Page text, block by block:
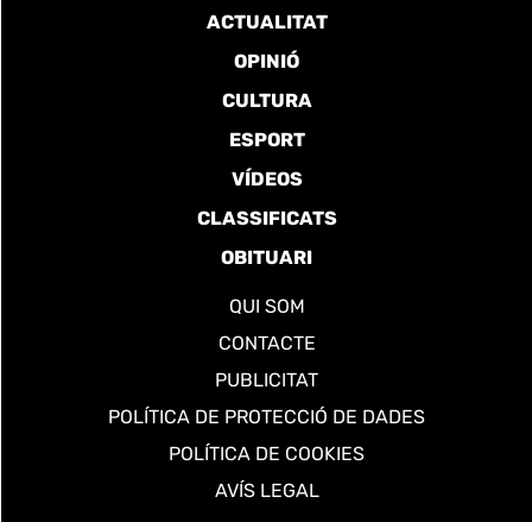
ACTUALITAT
OPINIÓ
CULTURA
ESPORT
VÍDEOS
CLASSIFICATS
OBITUARI
QUI SOM
CONTACTE
PUBLICITAT
POLÍTICA DE PROTECCIÓ DE DADES
POLÍTICA DE COOKIES
AVÍS LEGAL